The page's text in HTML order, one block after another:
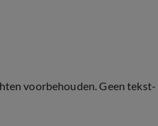
voorbehouden. Geen tekst-